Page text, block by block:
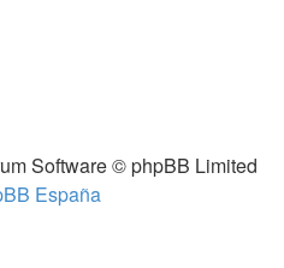
Software © phpBB Limited
España